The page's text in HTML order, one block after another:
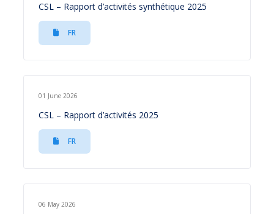
CSL – Rapport d’activités synthétique 2025
FR
01 June 2026
CSL – Rapport d’activités 2025
FR
06 May 2026